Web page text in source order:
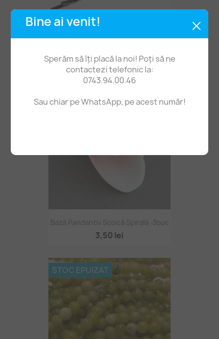
Bine ai venit!
Sperăm să îți placă la noi! Poți să ne
contactezi telefonic la:
0743.94.00.46
Sau chiar pe WhatsApp, pe acest număr!
1,40 lei
Bază Pandantiv Scoică Spirală -3buc
3,50 lei
STOC EPUIZAT